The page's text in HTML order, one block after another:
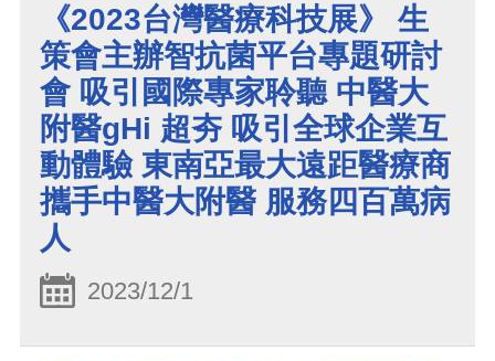
《2023台灣醫療科技展》 生
策會主辦智抗菌平台專題研討
會 吸引國際專家聆聽 中醫大
附醫gHi 超夯 吸引全球企業互
動體驗 東南亞最大遠距醫療商
攜手中醫大附醫 服務四百萬病
人
2023/12/1